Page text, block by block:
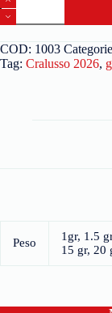
COD: 1003
Tag: Cralusso 2026,
Peso
1gr, 1.5
15 gr, 20